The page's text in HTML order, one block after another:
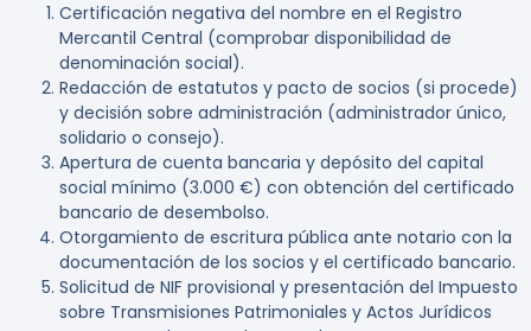
Certificación negativa del nombre en el Registro
Mercantil Central (comprobar disponibilidad de
denominación social).
Redacción de estatutos y pacto de socios (si procede)
y decisión sobre administración (administrador único,
solidario o consejo).
Apertura de cuenta bancaria y depósito del capital
social mínimo (3.000 €) con obtención del certificado
bancario de desembolso.
Otorgamiento de escritura pública ante notario con la
documentación de los socios y el certificado bancario.
Solicitud de NIF provisional y presentación del Impuesto
sobre Transmisiones Patrimoniales y Actos Jurídicos